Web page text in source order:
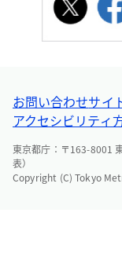
お問い合わせサイ
アクセシビリティ
東京都庁：〒163-8001
表）
Copyright (C) Tokyo